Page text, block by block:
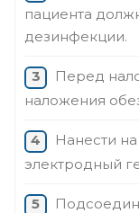
пациента
дезинфекции.
Перед
наложения
Нанести
электродный